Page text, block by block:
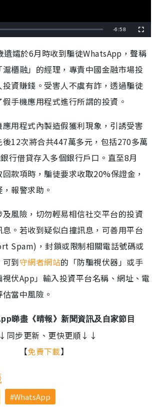
剩
時
間
-6:58
全
螢
遺孀於6月時收到騙徒WhatsApp，聲稱
櫃融」的經理，專責中國金融市場投
資賺錢。受害人不虞有詐，透過騙徒
手機應用程式進行所謂的投資。
用程式內製造假獲利現象，引誘受害
後12次將合共447萬多元，包括270多萬
行借貸存入多個銀行戶口。直至8月
款項時，騙徒要求收取20%保證金，
報警求助。
風險，切勿輕易相信社交平台的投資
。若收到疑似白撞訊息，可善用平台
Spam)，封鎖或限制相關電話號碼或
到守網者網站的「防騙視伏器」或手
伏App」輸入投資平台名稱、網址、電
當中風險。
睇盡《晴報》新聞資訊及自家節目
同步更新、更快更順↓↓
【免費下載】
WhatsApp